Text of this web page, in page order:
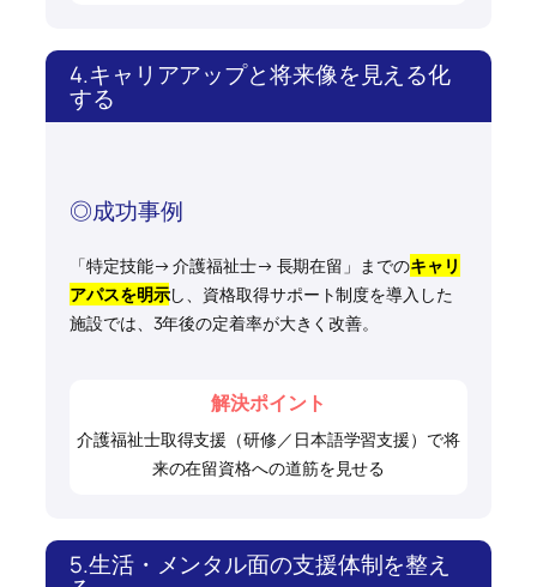
4.キャリアアップと将来像を見える化
する
◎成功事例
「特定技能→ 介護福祉士→ 長期在留」までのキャリ
アパスを明示し、資格取得サポート制度を導入した
施設では、3年後の定着率が大きく改善。
解決ポイント
介護福祉士取得支援（研修／日本語学習支援）で将
来の在留資格への道筋を見せる
5.生活・メンタル面の支援体制を整え